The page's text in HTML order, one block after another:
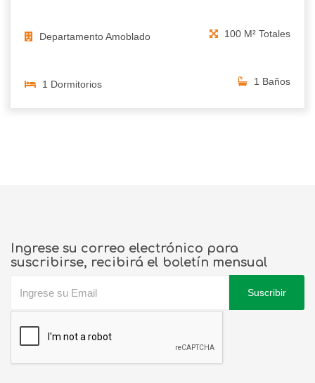
Departamento Amoblado 100 M² Totales
1 Dormitorios 1 Baños
Ingrese su correo electrónico para
suscribirse, recibirá el boletín mensual
Suscribir